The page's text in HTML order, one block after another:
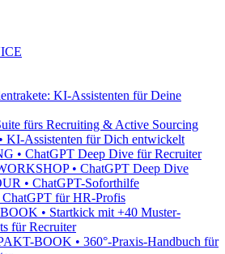
KI-Assistenten für Deine
fürs Recruiting & Active Sourcing
KI-Assistenten für Dich entwickelt
• ChatGPT Deep Dive für Recruiter
• ChatGPT Deep Dive
• ChatGPT-Soforthilfe
für HR-Profis
• Startkick mit +40 Muster-
für Recruiter
BOOK • 360°-Praxis-Handbuch für